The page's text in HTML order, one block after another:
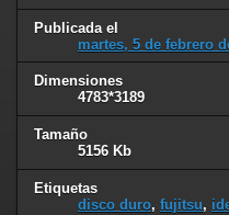
Publicada el
martes, 5 de febrero
Dimensiones
4783*3189
Tamaño
5156 Kb
Etiquetas
disco duro, fujitsu,